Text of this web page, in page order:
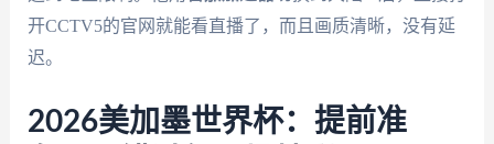
开CCTV5的官网就能看直播了，而且画质清晰，没有延
迟。
2026美加墨世界杯：提前准